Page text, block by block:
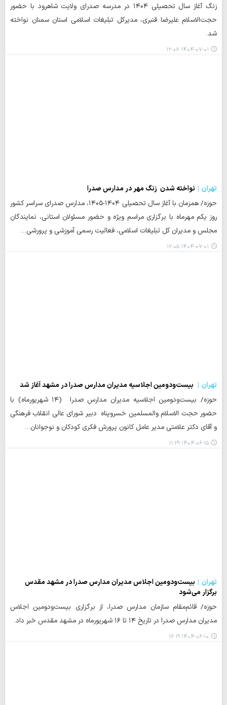
زنگ آغاز سال تحصیلی ۱۴۰۴ در مدرسه صدرای ولایت شاهرود با حضور
حجت‌الاسلام علیرضا قنبری، مدیرکل تبلیغات اسلامی استان سمنان نواخته
شد.
۱۴۰۴-۰۷-۰۱ ۱۲:۰۸
تهران
نواخته شدن زنگ مهر در مدارس صدرا
حوزه/ همزمان با آغاز سال تحصیلی ۱۴۰۴-۱۴۰۵، مدارس صدرای سراسر کشور
روز یکم مهرماه با برگزاری مراسم ویژه و حضور مسئولان استانی، نمایندگان
مجلس و مدیران کل تبلیغات اسلامی، فعالیت رسمی آموزشی و پرورشی…
۱۴۰۴-۰۷-۰۱ ۱۲:۰۵
تهران
بیست‌ودومین اجلاسیه مدیران مدارس صدرا در مشهد آغاز شد
حوزه/ بیست‌ودومین اجلاسیه مدیران مدارس صدرا (۱۴ شهریورماه) با
حضور حجت الاسلام والمسلمین خسروپناه دبیر شورای عالی انقلاب فرهنگی
و آقای دکتر علامتی مدیر عامل کانون پرورش فکری کودکان و نوجوانان…
۱۴۰۴-۰۶-۱۵ ۱۱:۲۹
تهران
بیست‌ودومین اجلاس مدیران مدارس صدرا در مشهد مقدس
برگزار می‌شود
حوزه/ قائم‌مقام سازمان مدارس صدرا، از برگزاری بیست‌ودومین اجلاس
مدیران مدارس صدرا در تاریخ ۱۴ تا ۱۶ شهریورماه در مشهد مقدس خبر داد.
۱۴۰۴-۰۶-۱۰ ۱۶:۱۹